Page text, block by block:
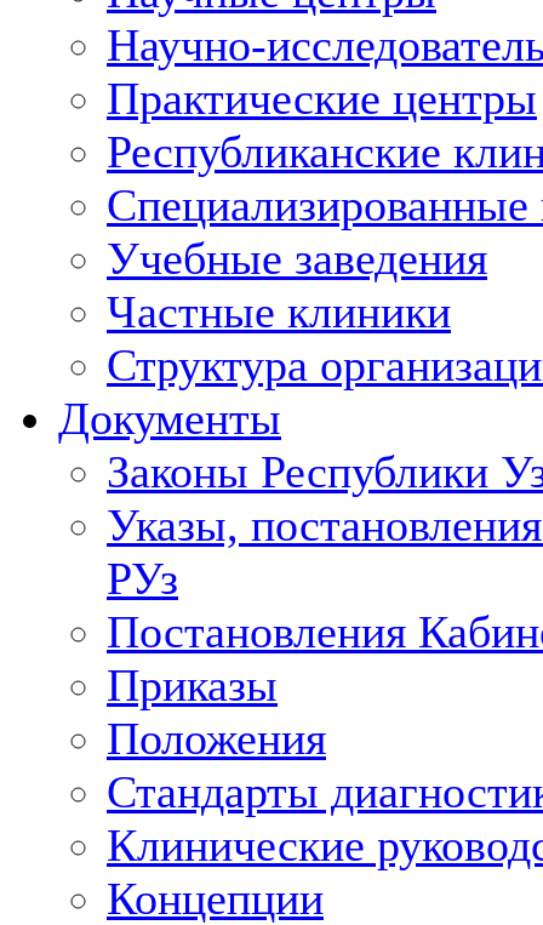
Научно-
Практические центры
Республиканские
Учебные заведения
Частные клиники
Структура
Документы
Законы Республики
Указы,
РУз
Постановления
Приказы
Положения
Стандарты
Клинические
Концепции